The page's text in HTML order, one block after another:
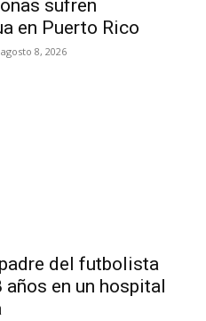
sufren
en Puerto Rico
agosto 8, 2026
del futbolista
en un hospital